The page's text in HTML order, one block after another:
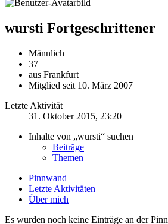
wursti Fortgeschrittener
Männlich
37
aus Frankfurt
Mitglied seit 10. März 2007
Letzte Aktivität
31. Oktober 2015, 23:20
Inhalte von „wursti“ suchen
Beiträge
Themen
Pinnwand
Letzte Aktivitäten
Über mich
Es wurden noch keine Einträge an der